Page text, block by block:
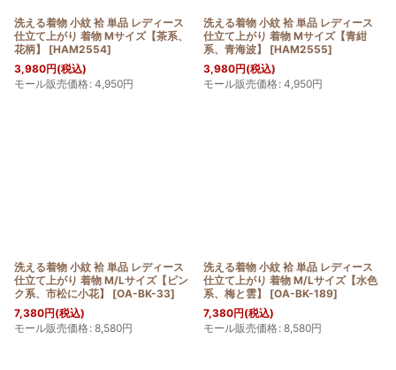
洗える着物 小紋 袷 単品 レディース
仕立て上がり 着物 Mサイズ【茶系、
花柄】
[HAM2554]
3,980円(税込)
モール販売価格: 4,950円
洗える着物 小紋 袷 単品 レディース
仕立て上がり 着物 Mサイズ【青紺
系、青海波】
[HAM2555]
3,980円(税込)
モール販売価格: 4,950円
洗える着物 小紋 袷 単品 レディース
仕立て上がり 着物 M/Lサイズ【ピン
ク系、市松に小花】
[OA-BK-33]
7,380円(税込)
モール販売価格: 8,580円
洗える着物 小紋 袷 単品 レディース
仕立て上がり 着物 M/Lサイズ【水色
系、梅と雲】
[OA-BK-189]
7,380円(税込)
モール販売価格: 8,580円